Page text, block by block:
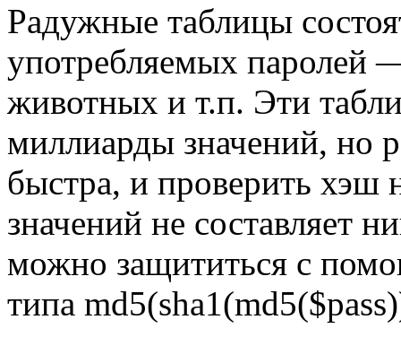
Радужные таблицы
употребляемых паролей
животных и т.п. Эти
миллиарды значений, но
быстра, и проверить хэш
значений не составляет
можно защититься с
типа